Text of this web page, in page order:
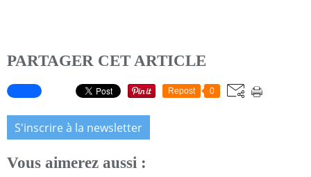
PARTAGER CET ARTICLE
Repost 0
S'inscrire à la newsletter
Vous aimerez aussi :